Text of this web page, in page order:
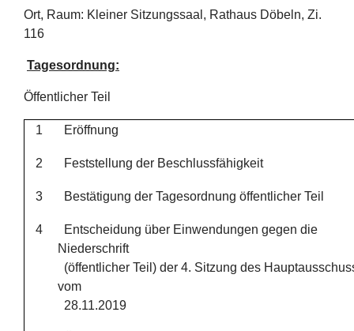
Ort, Raum: Kleiner Sitzungssaal, Rathaus Döbeln, Zi.
116
Tagesordnung:
Öffentlicher Teil
1 Eröffnung
2 Feststellung der Beschlussfähigkeit
3 Bestätigung der Tagesordnung öffentlicher Teil
4
Entscheidung über Einwendungen gegen die
Niederschrift
(öffentlicher Teil) der 4. Sitzung des
vom
28.11.2019